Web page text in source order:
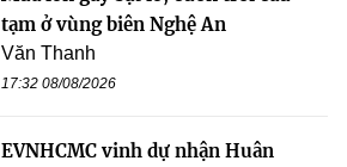
tạm ở vùng biên Nghệ An
Văn Thanh
17:32 08/08/2026
EVNHCMC vinh dự nhận Huân